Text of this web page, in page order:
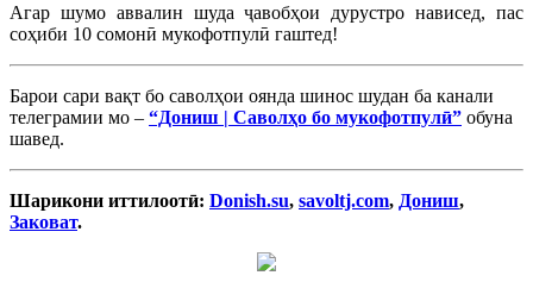
Агар шумо аввалин шуда ҷавобҳои дурустро нависед, пас
соҳиби 10 сомонӣ мукофотпулӣ гаштед!
Барои сари вақт бо саволҳои оянда шинос шудан ба канали
телеграмии мо – “Дониш | Саволҳо бо мукофотпулӣ” обуна
шавед.
Шарикони иттилоотӣ: Donish.su, savoltj.com, Дониш,
Заковат.